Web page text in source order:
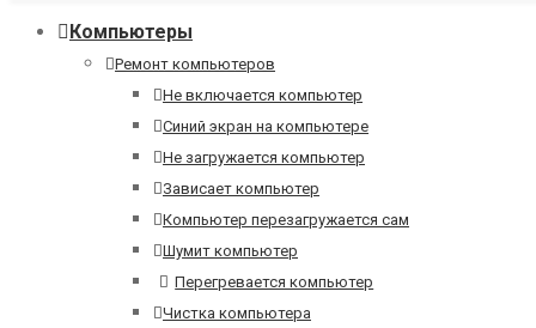
Компьютеры
Ремонт компьютеров
Не включается компьютер
Синий экран на компьютере
Не загружается компьютер
Зависает компьютер
Компьютер перезагружается сам
Шумит компьютер
Перегревается компьютер
Чистка компьютера